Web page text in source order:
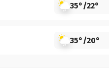
35°/22°
35°/20°